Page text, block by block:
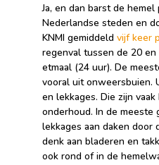
Ja, en dan barst de
Nederlandse steden en
KNMI gemiddeld vijf keer
regenval tussen de 20
etmaal (24 uur). De
vooral uit onweersbuien.
en lekkages. Die zijn
onderhoud. In de meeste
lekkages aan daken door
denk aan bladeren en
ook rond of in de